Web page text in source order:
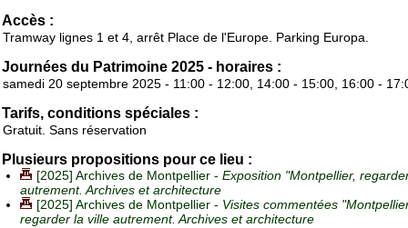
Accès :
Tramway lignes 1 et 4, arrêt Place de l'Europe. Parking Europa.
Journées du Patrimoine 2025 - horaires :
samedi 20 septembre 2025 - 11:00 - 12:00, 14:00 - 15:00, 16:00 -
Tarifs, conditions spéciales :
Gratuit. Sans réservation
Plusieurs propositions pour ce lieu :
[2025] Archives de Montpellier - Exposition "Montpellier,
autrement. Archives et architecture
[2025] Archives de Montpellier - Visites commentées
regarder la ville autrement. Archives et architecture